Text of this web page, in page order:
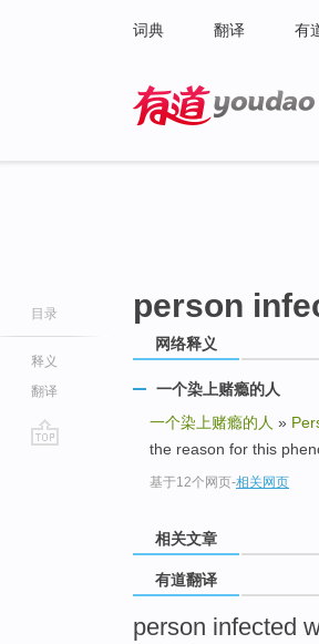
词典 翻译 有
目录
释义
翻译
person
网络释义
一个染上赌瘾的人
一个染上赌瘾的人 »
the reason for this
基于12个网页-相关网页
相关文章
有道翻译
person infected